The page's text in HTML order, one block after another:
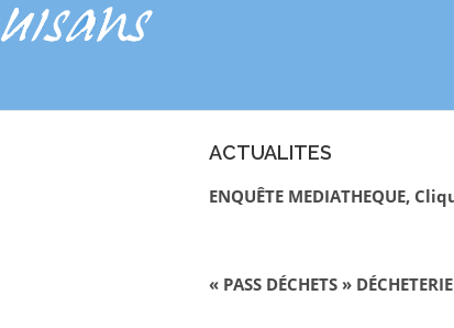
ACTUALITES
ENQUÊTE MEDIATHEQUE,
« PASS DÉCHETS »